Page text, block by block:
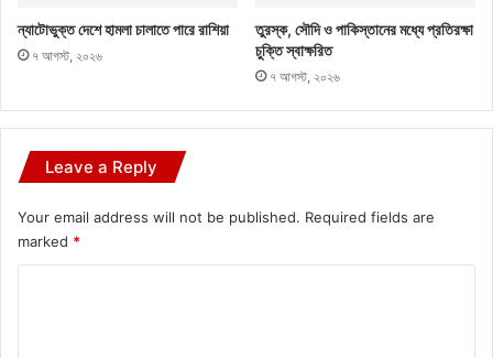
ন্যাটোভুক্ত দেশে হামলা চালাতে পারে রাশিয়া
৭ আগস্ট, ২০২৬
তুরস্ক, সৌদি ও পাকিস্তানের মধ্যে প্রতিরক্ষা
চুক্তি স্বাক্ষরিত
৭ আগস্ট, ২০২৬
Leave a Reply
Your email address will not be published. Required fields are
marked *